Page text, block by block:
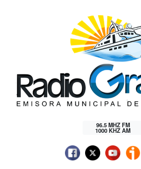
96.5 MHZ FM
1000 KHZ AM